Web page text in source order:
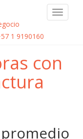
Toggle
1 9190160
con